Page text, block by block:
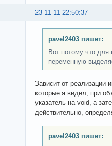
23-11-11 22:50:37
pavel2403 пишет:
Вот потому что
переменную
Зависит от реализации
которые я видел, при
указатель на void, а
действительно,
pavel2403 пишет: